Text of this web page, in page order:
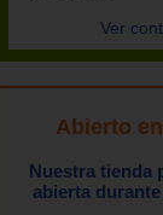
Ver
Abierto
Nuestra tienda
abierta